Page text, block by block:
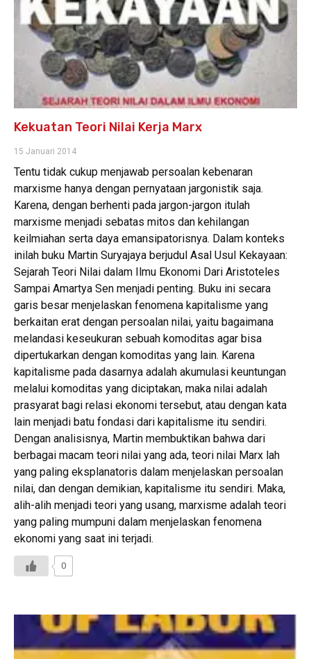
Kekuatan Teori Nilai Kerja Marx
15 Januari 2014
Tentu tidak cukup menjawab persoalan kebenaran
marxisme hanya dengan pernyataan jargonistik saja.
Karena, dengan berhenti pada jargon-jargon itulah
marxisme menjadi sebatas mitos dan kehilangan
keilmiahan serta daya emansipatorisnya. Dalam konteks
inilah buku Martin Suryajaya berjudul Asal Usul Kekayaan:
Sejarah Teori Nilai dalam Ilmu Ekonomi Dari Aristoteles
Sampai Amartya Sen menjadi penting. Buku ini secara
garis besar menjelaskan fenomena kapitalisme yang
berkaitan erat dengan persoalan nilai, yaitu bagaimana
melandasi keseukuran sebuah komoditas agar bisa
dipertukarkan dengan komoditas yang lain. Karena
kapitalisme pada dasarnya adalah akumulasi keuntungan
melalui komoditas yang diciptakan, maka nilai adalah
prasyarat bagi relasi ekonomi tersebut, atau dengan kata
lain menjadi batu fondasi dari kapitalisme itu sendiri.
Dengan analisisnya, Martin membuktikan bahwa dari
berbagai macam teori nilai yang ada, teori nilai Marx lah
yang paling eksplanatoris dalam menjelaskan persoalan
nilai, dan dengan demikian, kapitalisme itu sendiri. Maka,
alih-alih menjadi teori yang usang, marxisme adalah teori
yang paling mumpuni dalam menjelaskan fenomena
ekonomi yang saat ini terjadi.
0